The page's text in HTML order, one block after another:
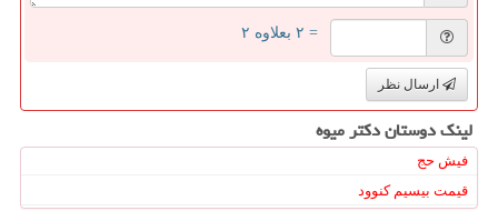
= ۲ بعلاوه ۲
ارسال نظر
لینک دوستان دكتر میوه
فیش حج
قیمت بیسیم کنوود